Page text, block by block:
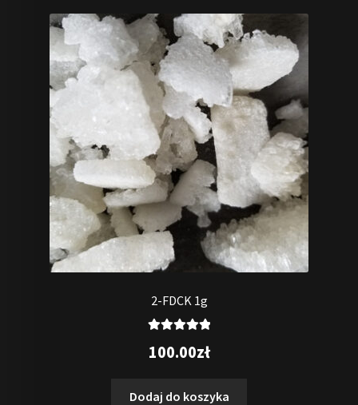
2-FDCK 1g
5.00na 5
100.00zł
Dodaj do koszyka